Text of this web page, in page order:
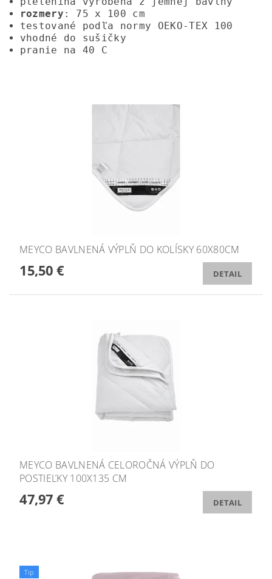
rozmery : 75 x 100 cm
testované podľa normy OEKO-TEX 100
vhodné do sušičky
pranie na 40 C
MEYCO BAVLNENÁ VÝPLŇ DO KOLÍSKY 60X80CM
15,50 € DETAIL
MEYCO BAVLNENÁ CELOROČNÁ VÝPLŇ DO
POSTIEĽKY 100X135 CM
47,97 € DETAIL
Tip